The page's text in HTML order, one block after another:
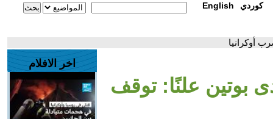
English كوردي
أوكرانيا
بوتين علنًا: توقف
اخر الافلام